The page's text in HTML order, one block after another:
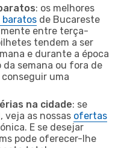
: os melhores
baratos de Bucareste
entre terça-
tendem a ser
e durante a época
da semana ou fora de
uma
na cidade: se
veja as nossas ofertas
E se desejar
pode oferecer-lhe